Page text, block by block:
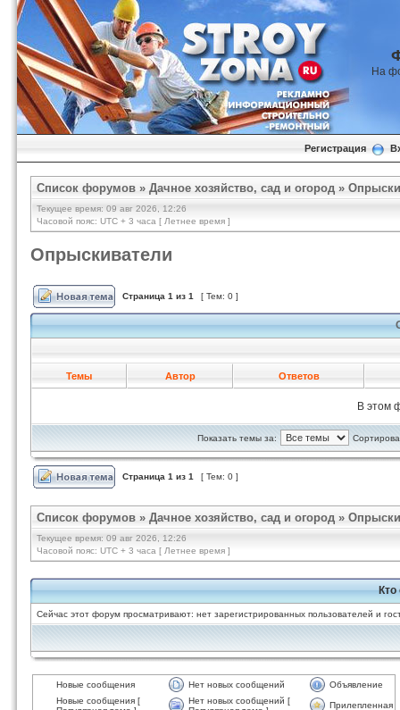
На
Регистрация
Список форумов » Дачное хозяйство, сад и огород »
Текущее время: 09 авг 2026, 12:26
Часовой пояс: UTC + 3 часа [ Летнее время ]
Опрыскиватели
Страница 1 из 1 [ Тем: 0 ]
Темы Автор Ответов
В этом
Показать темы за:
Страница 1 из 1 [ Тем: 0 ]
Список форумов » Дачное хозяйство, сад и огород »
Текущее время: 09 авг 2026, 12:26
Часовой пояс: UTC + 3 часа [ Летнее время ]
Кто
Сейчас этот форум просматривают: нет зарегистрированных пользователей и
Новые сообщения Нет новых сообщений
Объявление
Новые сообщения [
Нет новых сообщений [
Прилепленная